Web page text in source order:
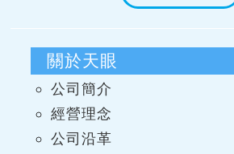
關於天眼
公司簡介
經營理念
公司沿革